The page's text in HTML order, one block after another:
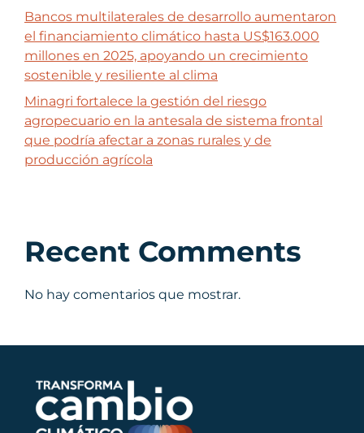
Bancos multilaterales de desarrollo aumentaron
el financiamiento climático hasta US$163.000
millones en 2025, apoyando un crecimiento
sostenible y resiliente al clima
Minagri fortalece la gestión del riesgo
agropecuario en la antesala de sistema frontal
que podría afectar a zonas rurales y de
producción agrícola
Recent Comments
No hay comentarios que mostrar.